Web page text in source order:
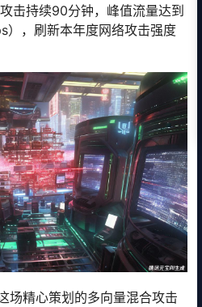
击持续90分钟，峰值流量达到
，刷新本年度网络攻击强度
场精心策划的多向量混合攻击